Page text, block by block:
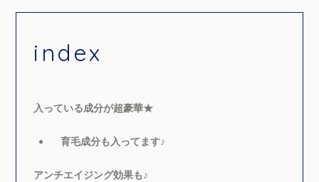
index
入っている成分が超豪華★
育毛成分も入ってます♪
アンチエイジング効果も♪